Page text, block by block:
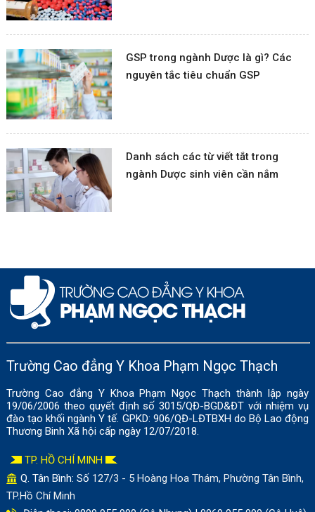
GSP trong ngành Dược là gì? Các
nguyên tắc tiêu chuẩn GSP
Danh sách các từ viết tắt trong
ngành Dược sinh viên cần nắm
Trường Cao đẳng Y Khoa Phạm Ngọc Thạch
Trường Cao đẳng Y Khoa Phạm Ngọc Thạch thành lập ngày
19/06/2006 theo quyết định số 3015/QĐ-BGD&ĐT với nhiệm vụ
đào tạo khối ngành Y tế. GPKD: 906/QĐ-LĐTBXH do Bộ Lao động
Thương Binh Xã hội cấp ngày 12/07/2018.
TP. HỒ CHÍ MINH
Q. Tân Bình: Số 127/3 - 5 Hoàng Hoa Thám, Phường Tân Bình,
TP.Hồ Chí Minh